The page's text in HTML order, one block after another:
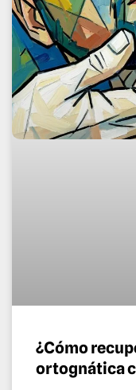
¿Cómo
ortognática